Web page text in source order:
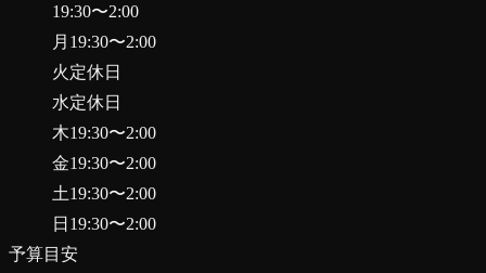
19:30〜2:00
月 19:30〜2:00
火定休日
水定休日
木19:30〜2:00
金19:30〜2:00
土19:30〜2:00
日 19:30〜2:00
予算目安